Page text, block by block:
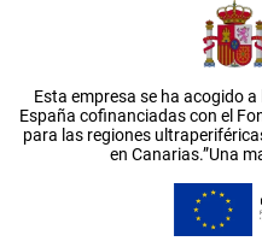
Esta empresa se ha acogido
España cofinanciadas con el
para las regiones
en Canarias.”Una